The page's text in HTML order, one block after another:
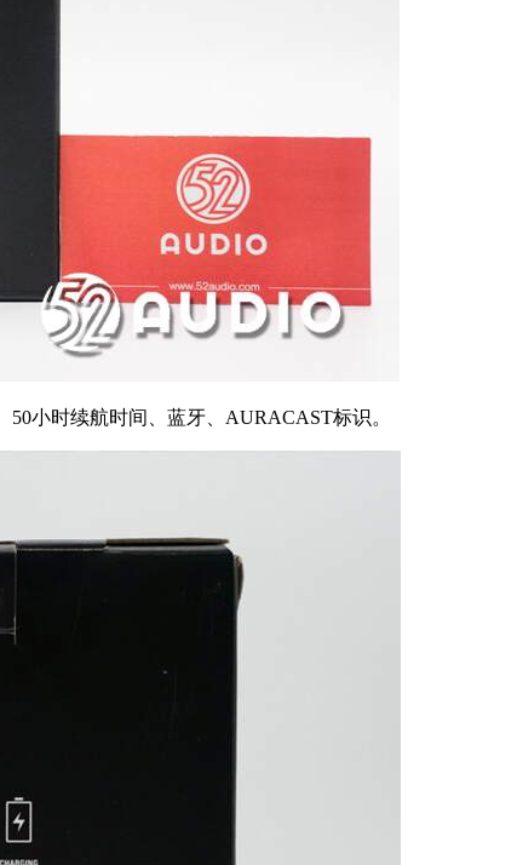
小时续航时间、蓝牙、AURACAST标识。